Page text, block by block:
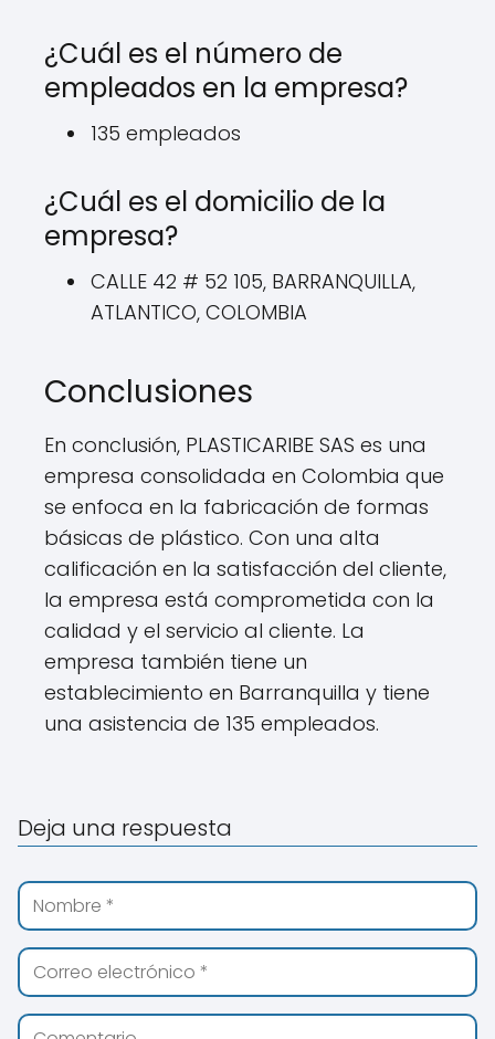
¿Cuál es el número de
empleados en la empresa?
135 empleados
¿Cuál es el domicilio de la
empresa?
CALLE 42 # 52 105, BARRANQUILLA,
ATLANTICO, COLOMBIA
Conclusiones
En conclusión, PLASTICARIBE SAS es una
empresa consolidada en Colombia que
se enfoca en la fabricación de formas
básicas de plástico. Con una alta
calificación en la satisfacción del cliente,
la empresa está comprometida con la
calidad y el servicio al cliente. La
empresa también tiene un
establecimiento en Barranquilla y tiene
una asistencia de 135 empleados.
Deja una respuesta